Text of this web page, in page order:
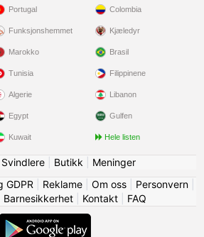
Portugal
Funksjonshemmet
Colombia
Kjæledyr
Marokko
Tunisia
Algerie
Egypt
Kuwait
Brasil
Filippinene
Libanon
Gulfen
Hele listen
Svindlere| Butikk
Meninger
GDPR
Reklame| Om oss| Personvern|
Barnesikkerhet Kontakt FAQ